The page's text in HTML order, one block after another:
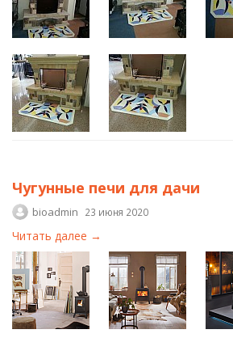
Чугунные печи для дачи
bioadmin 23 июня 2020
Читать далее →